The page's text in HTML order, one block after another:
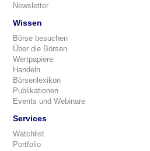
Newsletter
Wissen
Börse besuchen
Über die Börsen
Wertpapiere
Handeln
Börsenlexikon
Publikationen
Events und Webinare
Services
Watchlist
Portfolio